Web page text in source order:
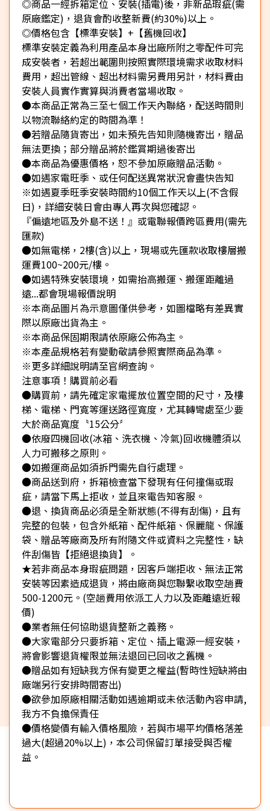
◎商品一經拆箱定位、安裝(插電)後，非新品瑕疵(需
原廠鑑定)，退貨會酌收整新費(約30%)以上。
◎價格包含【標準安裝】+【舊機回收】
標準安裝定義為利用產品本身出廠所附之零配件可完
成安裝者，若超出範圍則按照實際環境需求收取材料
費用，超出管線、超出材料需另費用另計，材料費由
安裝人員實作實算與消費者當場收取。
●本商品正常為三至七個工作天內聯絡，配送時間則
以物流聯絡約定的時間為準！
●若贈品隨貨寄出，如未預先告知則隨機寄出，贈品
無法更換；部分贈品將於鑑賞期過後寄出
●本商品為優惠價格，恕不參加原廠贈品活動。
●如遇家電旺季、或任何配送異常狀況會盡快告知
※如遇夏季旺季安裝時間約10個工作天以上(不含假
日)，詳細安裝日會由專人再次與您確認。
『偏遠地區及外島不送！』或電聯報價跨區費用(需先
匯款)
●如無電梯，2樓(含)以上，現場或先匯款收取樓層搬
運費100~200元/樓。
●如遇特殊安裝環境，如需抬高搬運、搬運距離過
遠...都會現場報價說明
※本商品圖片為示意圖僅供參考，如圖檔略有差異實
際以原廠出貨為主。
※本商品保固期限請依原廠公佈為主。
※本產品規格若有變動敬請參照實際商品為準。
※更多詳細說明請至官網查詢。
注意事項！購買前必看
●購買前，請先確定家電擺放位置空間的尺寸，及樓
梯、電梯、門寬等運送路徑寬度，尤其轉彎處至少要
大於商品寬度〝15公分〞
●依廢四機回收(冰箱、洗衣機、冷氣)回收機體須以
人力可搬移之原則。
●如搬運商品如須拆門需先自行處理。
●商品送到府，拆箱檢查當下發現有任何撞傷或瑕
疵，請當下馬上拒收，並且來電告知客服。
●退、換貨商品必須是全新狀態(不得有刮傷)，且有
完整的包裝，包含外紙箱、配件紙箱、保麗龍、保護
袋、贈品等廠商及所有附隨文件或資料之完整性，缺
件刮傷皆【拒絕退換貨】。
★若非商品本身瑕疵問題，因客戶端拒收、無法正常
安裝等因素造成退貨，將由廠商與您聯繫收取空趟費
500-1200元。(空趟費用依派工人力以及距離遠近報
價)
●業者無任何協助退貨整新之義務。
●大家電部分只要拆箱、定位、插上電源一經安裝，
將會影響退貨權限並無法退回已回收之舊機。
●贈品如有短缺我方保有變更之權益(暫時性短缺將由
廠端另行安排時間寄出)
●欲參加原廠相關活動如遇逾期或未依活動內容申請,
我方不負擔保責任
●價格變價有輸入價格風險，若與市場平均價格落差
過大(超過20%以上)，本公司保留訂單接受與否權
益。